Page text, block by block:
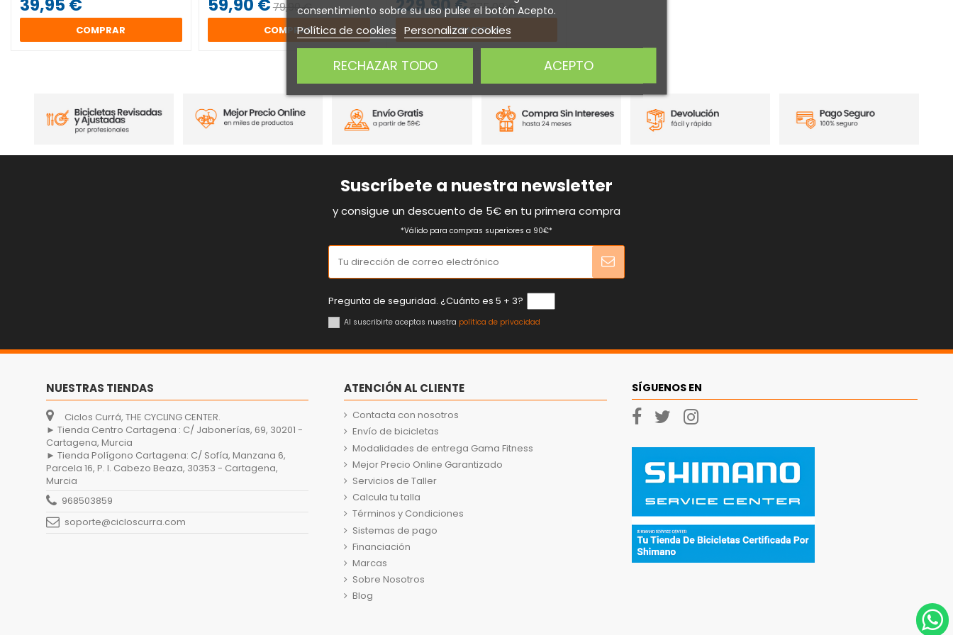
39,95 €
COMPRAR
59,90 €79,90 €
COMPRAR
229,90 €375,00 €
COMPRAR
Suscríbete a nuestra newsletter
y consigue un descuento de 5€ en tu primera compra
*Válido para compras superiores a 90€*
Pregunta de seguridad. ¿Cuánto es 5 + 3?
Al suscribirte aceptas nuestra política de privacidad
NUESTRAS TIENDAS
Ciclos Currá, THE CYCLING CENTER.
► Tienda Centro Cartagena : C/ Jabonerías, 69, 30201 -
Cartagena, Murcia
► Tienda Polígono Cartagena: C/ Sofía, Manzana 6,
Parcela 16, P. I. Cabezo Beaza, 30353 - Cartagena,
Murcia
968503859
soporte@cicloscurra.com
ATENCIÓN AL CLIENTE
Contacta con nosotros
Envío de bicicletas
Modalidades de entrega Gama Fitness
Mejor Precio Online Garantizado
Servicios de Taller
Calcula tu talla
Términos y Condiciones
Sistemas de pago
Financiación
Marcas
Sobre Nosotros
Blog
SÍGUENOS EN
consentimiento sobre su uso pulse el botón Acepto.
Política de cookies Personalizar cookies
RECHAZAR TODO ACEPTO